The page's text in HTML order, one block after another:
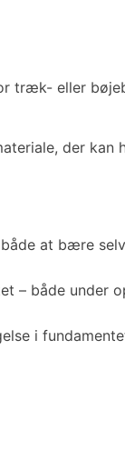
træk- eller
der kan
at bære
– både under
i